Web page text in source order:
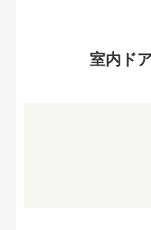
室内ド